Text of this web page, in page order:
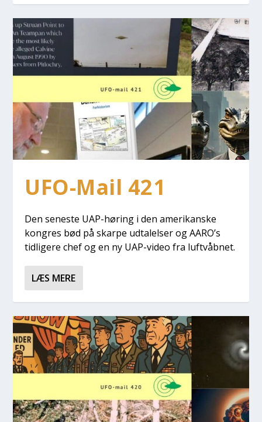
UFO-Mail 421
Den sene­ste UAP-høring i den ame­ri­kan­ske
kon­gres bød på skar­pe udta­lel­ser og AARO’s
tid­li­ge­re chef og en ny UAP-video fra luft­våb­net.
LÆS MERE